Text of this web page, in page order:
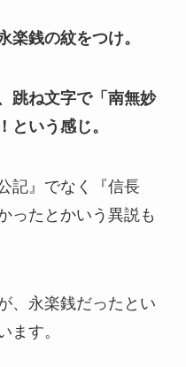
楽銭の紋をつけ。
跳ね文字で「南無妙
という感じ。
記』でなく『信長
ったとかいう異説も
、永楽銭だったとい
ます。